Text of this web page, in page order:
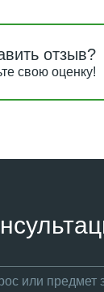
отзыв?
свою оценку!